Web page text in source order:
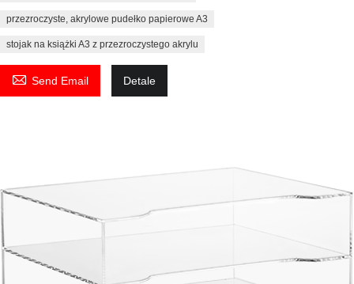
przezroczyste, akrylowe pudełko papierowe A3
stojak na książki A3 z przezroczystego akrylu
 Send Email Detale